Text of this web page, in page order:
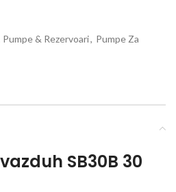
Pumpe & Rezervoari, Pumpe Za
SB30B 30